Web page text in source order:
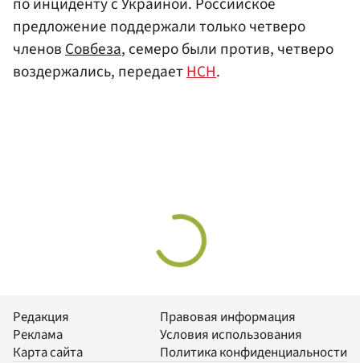
предложение поддержали только четверо
членовСовбеза, семеро были против, четверо
воздержались, передаетНСН.
Редакция
Реклама
Карта сайта
Правовая информация
Условия использования
Политика конфиденциальности